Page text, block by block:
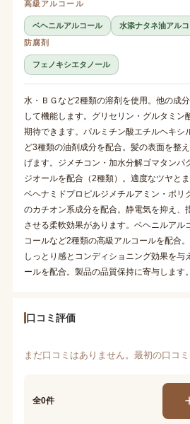
高級アルコール
ベヘニルアルコール
水添ナタネ油アル
防腐剤
フェノキシエタノール
水・ＢＧなど2種類の溶剤を使用。他の成
して機能します。グリセリン・グルタミン
期待できます。パルミチン酸エチルヘキシ
ど3種類の油剤成分を配合。髪の表面を整
げます。ジメチコン・加水分解ゴマタンパ
ジオールを配合（2種類）。適度なツヤと
ベヘナミドプロピルジメチルアミン・ポリ
のカチオン系成分を配合。静電気を抑え、
させる柔軟効果があります。ベヘニルアル
コールなど2種類の高級アルコールを配合
しっとり感とコンディショニング効果を与
ールを配合。製品の品質保持に寄与します。
口コミ評価
まだ口コミはありません。最初の口コ
全0件